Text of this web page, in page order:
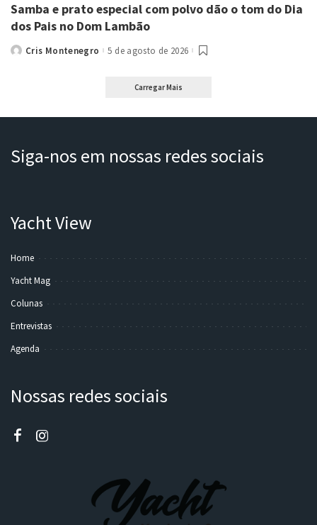
Samba e prato especial com polvo dão o tom do Dia
dos Pais no Dom Lambão
PostedCris Montenegro 5 de agosto de 2026
Carregar Mais
Siga-nos em nossas redes sociais
Yacht View
Home
Yacht Mag
Colunas
Entrevistas
Agenda
Nossas redes sociais